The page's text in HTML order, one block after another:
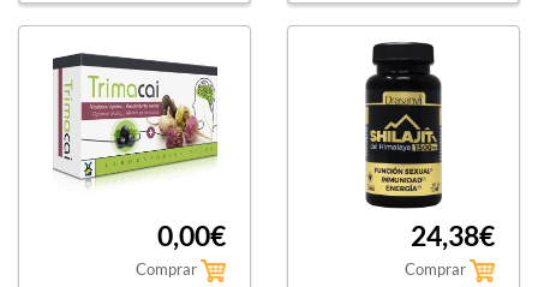
0,00€
Comprar
24,38€
Comprar